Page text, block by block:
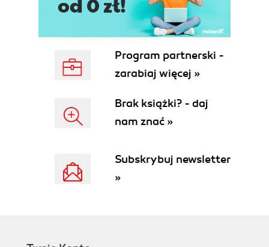
Tworzenie nazw przy użyciu pola nazwy (89)
Tworzenie nazw z tekstu komórek (90)
Nazywanie całych wierszy i kolumn (91)
Nazwy tworzone przez Excela (92)
Tworzenie nazw obejmujących kilka arkuszy (93)
Praca z nazwami komórek i zakresów (95)
Używanie nazw w formułach (97)
Używanie operatora przecięcia z nazwami
Odwoływanie się do pojedynczej komórki w
zakresie nazwanym obejmującym kilka
Program partnerski -
zarabiaj więcej »
Brak książki? - daj
nam znać »
Subskrybuj newsletter
»